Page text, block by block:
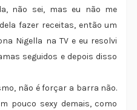
não sei, mas eu não me
fazer receitas, então um
Nigella na TV e eu resolvi
seguidos e depois disso
não é forçar a barra não.
pouco sexy demais, como